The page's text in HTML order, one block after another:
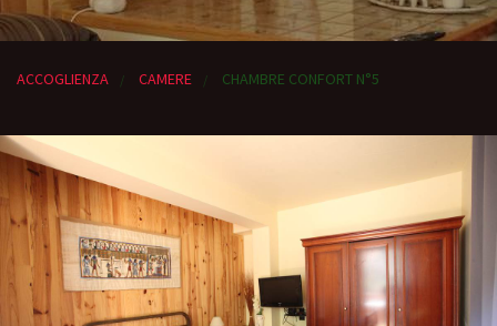
ACCOGLIENZA CAMERE CHAMBRE CONFORT N°5